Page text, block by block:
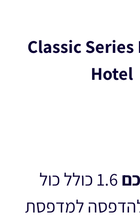
Classic Series
Hotel
1.6 כולל כול
למדפסת